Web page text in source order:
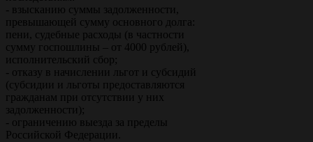
- взысканию суммы задолженности,
превышающей сумму основного долга:
пени, судебные расходы (в частности
сумму госпошлины – от 4000 рублей),
исполнительский сбор;
- отказу в начислении льгот и субсидий
(субсидии и льготы предоставляются
гражданам при отсутствии у них
задолженности);
- ограничению выезда за пределы
Российской Федерации.